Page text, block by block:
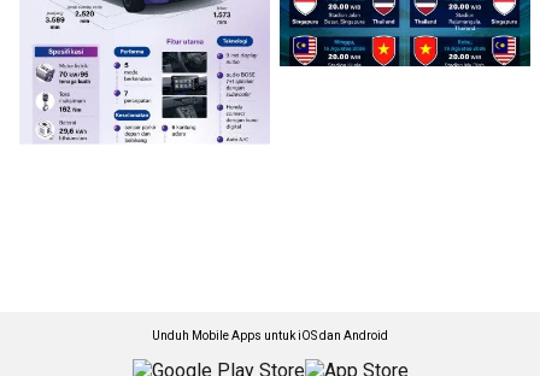
Unduh Mobile Apps untuk iOS dan Android